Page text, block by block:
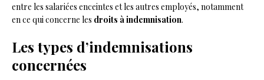
entre les salariées enceintes et les autres employés, notamment
en ce qui concerne les droits à indemnisation.
Les types d’indemnisations
concernées